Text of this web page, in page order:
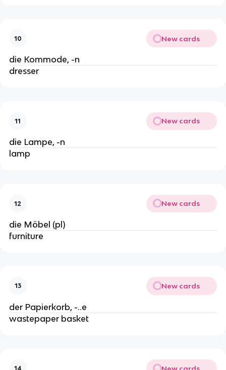
10 New cards
die Kommode, -n
dresser
11 New cards
die Lampe, -n
lamp
12 New cards
die Möbel (pl)
furniture
13 New cards
der Papierkorb, -..e
wastepaper basket
14 New cards